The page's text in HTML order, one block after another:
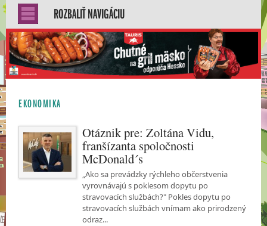
ROZBALIŤ NAVIGÁCIU
EKONOMIKA
Otáznik pre: Zoltána Vidu,
franšízanta spoločnosti
McDonald´s
„Ako sa prevádzky rýchleho občerstvenia
vyrovnávajú s poklesom dopytu po
stravovacích službách?" Pokles dopytu po
stravovacích službách vnímam ako prirodzený
odraz...